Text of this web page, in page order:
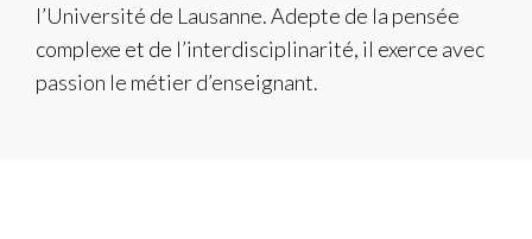
l’Université de Lausanne. Adepte de la pensée
complexe et de l’interdisciplinarité, il exerce avec
passion le métier d’enseignant.